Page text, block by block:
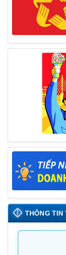
hiện biện
Thông
tháng 6/2025
THÔNG TIN